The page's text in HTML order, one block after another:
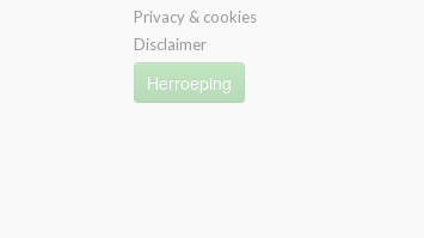
Privacy & cookies
Disclaimer
Herroeping